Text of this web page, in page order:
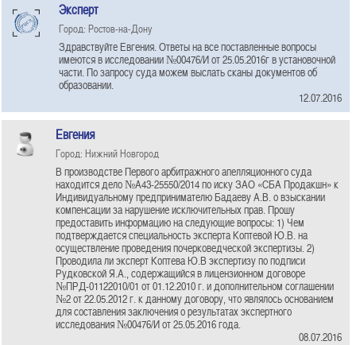
Эксперт
Город: Ростов-на-Дону
Здравствуйте Евгения. Ответы на все поставленные вопросы
имеются в исследовании №00476/И от 25.05.2016г в установочной
части. По запросу суда можем выслать сканы документов об
образовании.
12.07.2016
Евгения
Город: Нижний Новгород
В производстве Первого арбитражного апелляционного суда
находится дело №А43-25550/2014 по иску ЗАО «СБА Продакшн» к
Индивидуальному предпринимателю Бадаеву А.В. о взыскании
компенсации за нарушение исключительных прав. Прошу
предоставить информацию на следующие вопросы: 1) Чем
подтверждается специальность эксперта Коптевой Ю.В. на
осуществление проведения почерковедческой экспертизы. 2)
Проводила ли эксперт Коптева Ю.В экспертизу по подписи
Рудковской Я.А., содержащийся в лицензионном договоре
№ПРД-01122010/01 от 01.12.2010 г. и дополнительном соглашении
№2 от 22.05.2012 г. к данному договору, что являлось основанием
для составления заключения о результатах экспертного
исследования №00476/И от 25.05.2016 года.
08.07.2016